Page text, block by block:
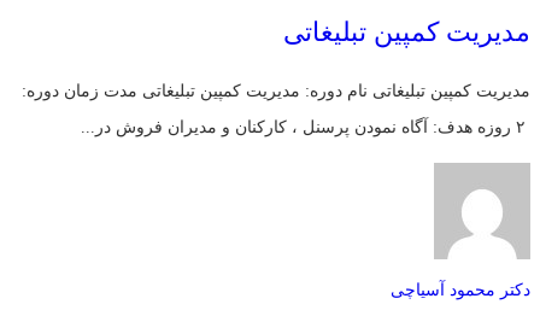
مدیریت کمپین تبلیغاتی
مدیریت کمپین تبلیغاتی نام دوره: مدیریت کمپین تبلیغاتی مدت زمان دوره:
دکتر محمود آسیاچی